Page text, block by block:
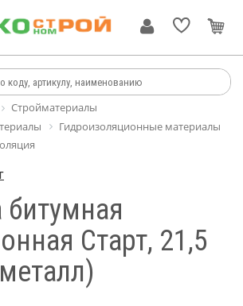
Стройматериалы
Гидроизоляционные материалы
Старт, 21,5